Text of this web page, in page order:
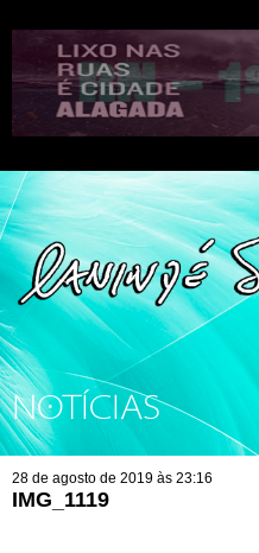
NOTÍCIAS
28 de agosto de 2019 às 23:16
IMG_1119